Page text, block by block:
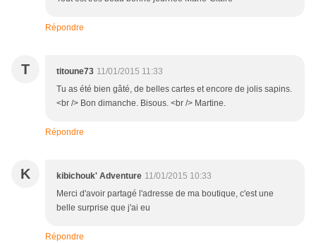
Répondre
T titoune73 11/01/2015 11:33
Tu as été bien gâté, de belles cartes et encore de jolis sapins.
<br /> Bon dimanche. Bisous. <br /> Martine.
Répondre
K kibichouk' Adventure 11/01/2015 10:33
Merci d'avoir partagé l'adresse de ma boutique, c'est une
belle surprise que j'ai eu
Répondre